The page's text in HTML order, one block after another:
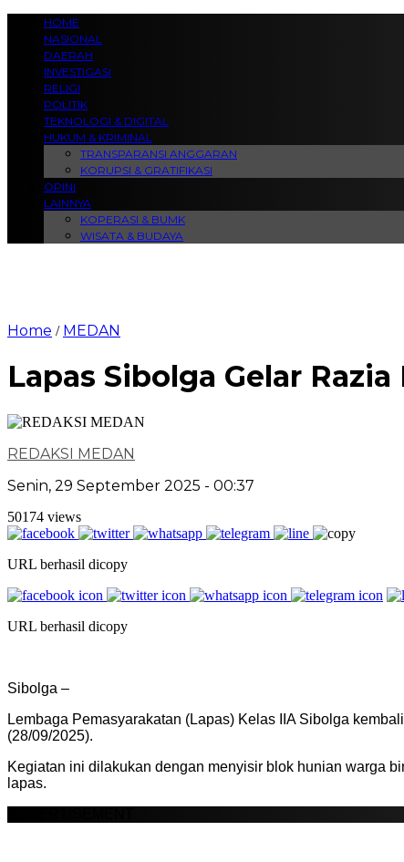
HOME
NASIONAL
DAERAH
INVESTIGASI
RELIGI
POLITIK
TEKNOLOGI & DIGITAL
HUKUM & KRIMINAL
TRANSPARANSI ANGGARAN
KORUPSI & GRATIFIKASI
OPINI
LAINNYA
KOPERASI & BUMK
WISATA & BUDAYA
Home / MEDAN
Lapas Sibolga Gelar
REDAKSI MEDAN
Senin, 29 September 2025 - 00:37
50174 views
URL berhasil dicopy
URL berhasil dicopy
Sibolga –
Lembaga Pemasyarakatan (Lapas) Kelas IIA Sibolga
(28/09/2025).
Kegiatan ini dilakukan dengan menyisir blok hunian warga
lapas.